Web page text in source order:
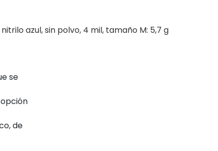
azul, sin polvo, 4 mil, tamaño M: 5,7 g
se
de